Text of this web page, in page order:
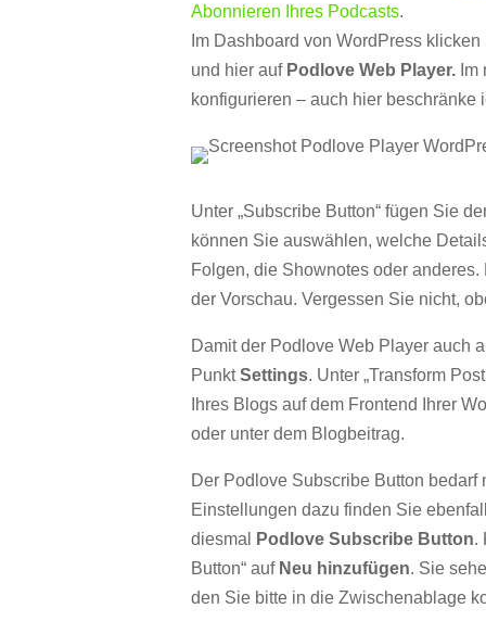
Abonnieren Ihres Podcasts.
Im Dashboard von WordPress
und hier auf Podlove Web Player.
konfigurieren – auch hier beschränke
Unter „Subscribe Button“ fügen Sie
können Sie auswählen, welche
Folgen, die Shownotes oder
der Vorschau. Vergessen Sie nicht,
Damit der Podlove Web Player auch
PunktSettings. Unter „Transform
Ihres Blogs auf dem Frontend Ihrer
oder unter dem Blogbeitrag.
Der Podlove Subscribe Button
Einstellungen dazu finden Sie
diesmal
Podlove Subscribe Button.
Button“ auf Neu hinzufügen. Sie
den Sie bitte in die Zwischenablage